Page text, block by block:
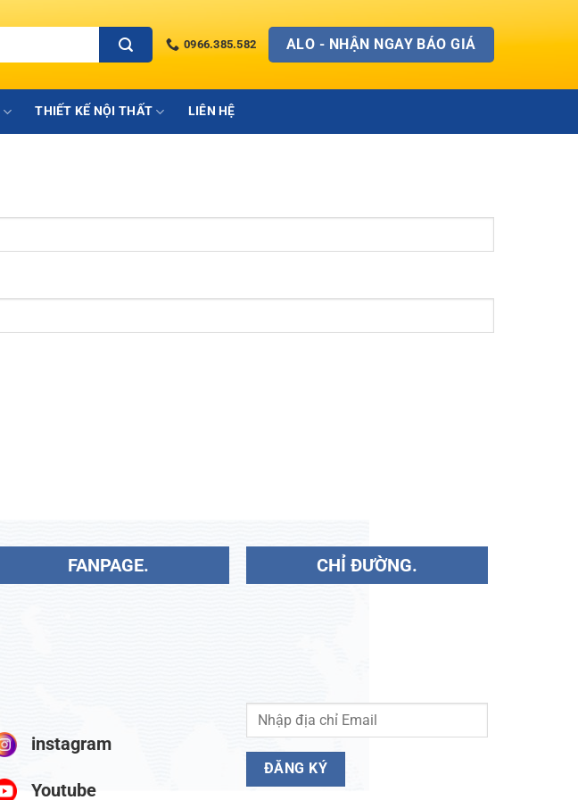
0966.385.582 ALO - NHẬN NGAY BÁO GIÁ
THIẾT KẾ NỘI THẤT LIÊN HỆ
FANPAGE.
instagram
Youtube
CHỈ ĐƯỜNG.